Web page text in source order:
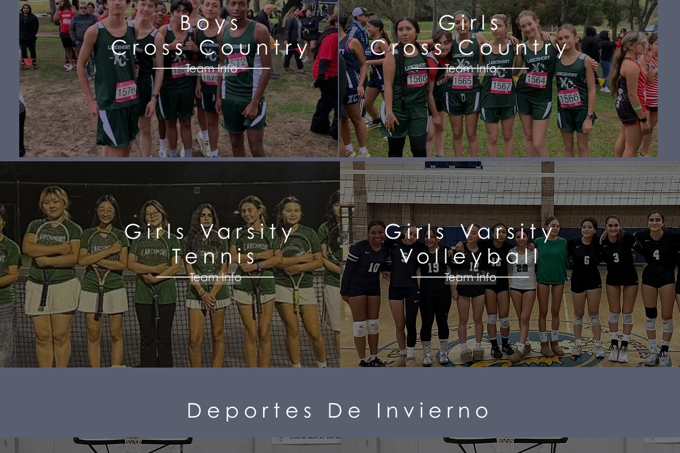
Team Info
Boys
Cross Country
Team Info
Girls
Cross Country
Girls Varsity
Tennis
Team Info
Girls Varsity
Volleyball
Team Info
Deportes De Invierno